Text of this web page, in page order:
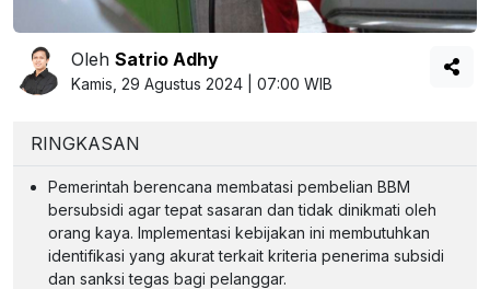
Oleh Satrio Adhy
Kamis, 29 Agustus 2024 | 07:00 WIB
RINGKASAN
Pemerintah berencana membatasi pembelian BBM
bersubsidi agar tepat sasaran dan tidak dinikmati oleh
orang kaya. Implementasi kebijakan ini membutuhkan
identifikasi yang akurat terkait kriteria penerima subsidi
dan sanksi tegas bagi pelanggar.